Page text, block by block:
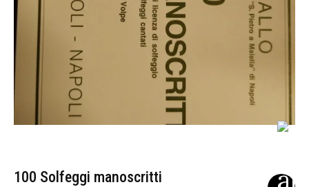
100 Solfeggi manoscritti